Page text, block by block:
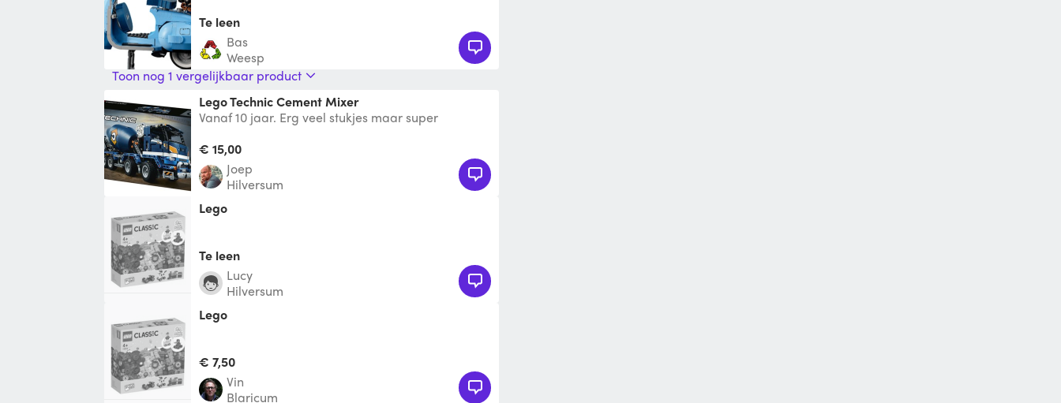
Te leen
Bas
Weesp
Toon nog 1 vergelijkbaar product
Lego Technic Cement Mixer
Vanaf 10 jaar. Erg veel stukjes maar super
€ 15,00
Joep
Hilversum
Lego
Te leen
Lucy
Hilversum
lego
€ 7,50
vin
Blaricum